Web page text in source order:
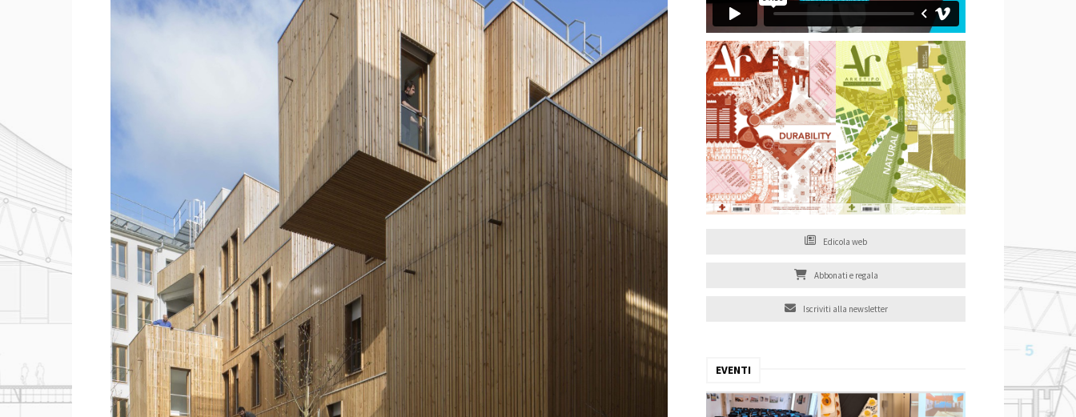
Edicola web
Abbonati e regala
Iscriviti alla newsletter
EVENTI